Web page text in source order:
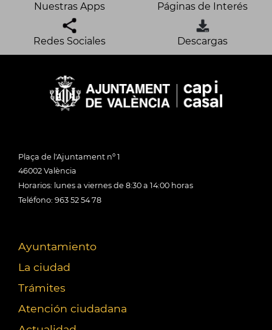
Nuestras Apps Páginas de Interés
Redes Sociales Descargas
Plaça de l'Ajuntament nº 1
46002 València
Horarios: lunes a viernes de 8:30 a 14:00 horas
Teléfono: 963 52 54 78
Ayuntamiento
La ciudad
Trámites
Atención ciudadana